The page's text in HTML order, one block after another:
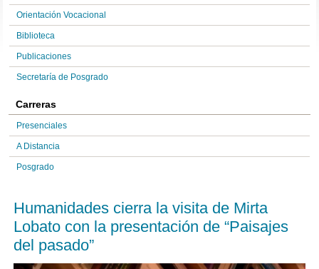
Orientación Vocacional
Biblioteca
Publicaciones
Secretaría de Posgrado
Carreras
Presenciales
A Distancia
Posgrado
Humanidades cierra la visita de Mirta
Lobato con la presentación de “Paisajes
del pasado”